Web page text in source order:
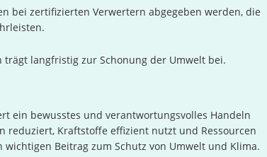
bei zertifizierten Verwertern abgegeben werden, die
trägt langfristig zur Schonung der Umwelt bei.
ein bewusstes und verantwortungsvolles Handeln
reduziert, Kraftstoffe effizient nutzt und Ressourcen
Beitrag zum Schutz von Umwelt und Klima.